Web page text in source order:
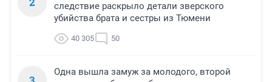
следствие раскрыло детали зверского
убийства брата и сестры из Тюмени
40 305 50
Одна вышла замуж за молодого, второй